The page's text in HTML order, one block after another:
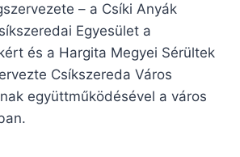
– a Csíki Anyák
Egyesület a
és a Hargita Megyei Sérültek
Csíkszereda Város
együttműködésével a város